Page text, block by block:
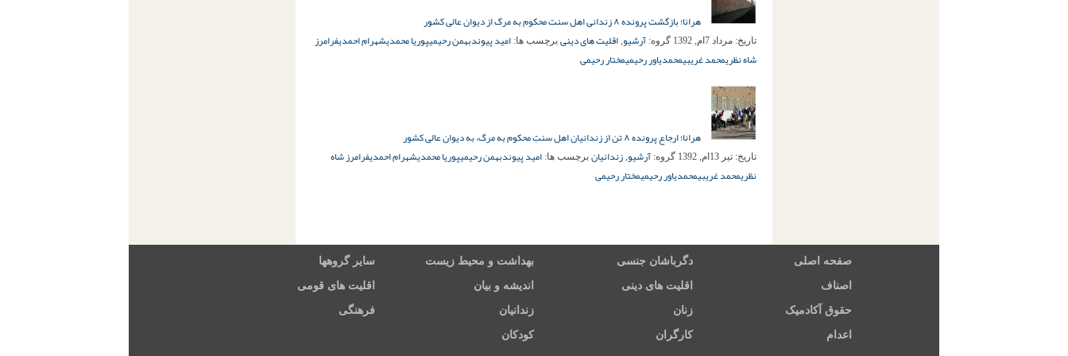
هرانا؛ بازگشت پرونده ۸ زندانی اهل سنت محکوم به مرگ از دیوان عالی کشور
تاریخ: مرداد 7ام, 1392 گروه: آرشیو, اقلیت های دینی برچسب ها: امید پیوندبهمن رحیمیپوریا محمدیشهرام احمدیفرامرز
شاه نظریمحمد غریبیمحمدیاور رحیمیمختار رحیمی
هرانا؛ ارجاع پرونده ۸ تن از زندانیان اهل سنتِ محکوم به مرگ، به دیوان عالی کشور
تاریخ: تیر 13ام, 1392 گروه: آرشیو, زندانیان برچسب ها: امید پیوندبهمن رحیمیپوریا محمدیشهرام احمدیفرامرز شاه
نظریمحمد غریبیمحمدیاور رحیمیمختار رحیمی
صفحه اصلی دگرباشان جنسی بهداشت و محیط زیست سایر گروهها
اصناف اقلیت های دینی اندیشه و بیان اقلیت های قومی
حقوق آکادمیک زنان زندانیان فرهنگی
اعدام کارگران کودکان